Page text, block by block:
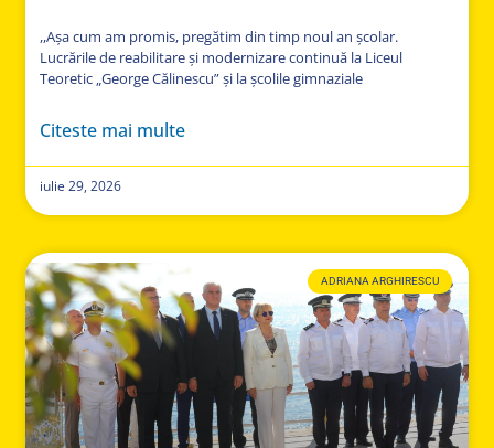
,,Așa cum am promis, pregătim din timp noul an școlar.
Lucrările de reabilitare și modernizare continuă la Liceul
Teoretic „George Călinescu” și la școlile gimnaziale
Citeste mai multe
iulie 29, 2026
ADRIANA ARGHIRESCU